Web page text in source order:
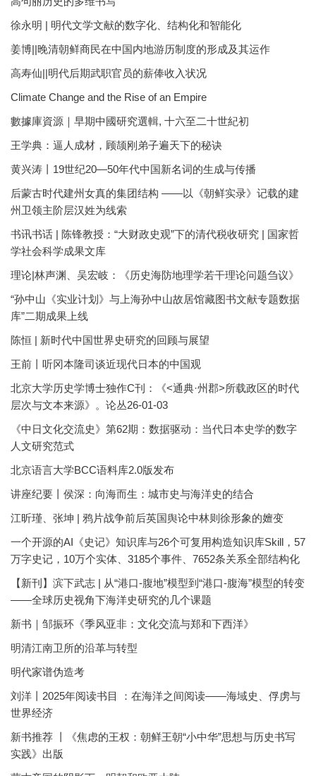
徐永明 | 明代文学文献的数字化、结构化和智能化
姜博||晚清朝鲜商民在中国内地游历制度的形成及其运作
高寿仙||明代后期武职官员的薪俸收入状况
Climate Change and the Rise of an Empire
數據庫資源｜早期中國研究選輯, 十六至二十世紀初
王学典：逼人成材，顾颉刚弟子遍天下的秘诀
黄兴涛丨19世纪20—50年代中国新名词的生成与传播
后蒙古时代建州女真的集团结构 ——以《朝鲜实录》记载的建
州卫领主阶层汉姓为线索
书讯书话 | 陈锋教授：“大财政史观”下的清代税收研究 | 国家哲
学社会科学成果文库
理论|林声渊、吴宏岐：《历史海防地理学若干理论问题刍议》
“孙中山《实业计划》与上海孙中山故居馆藏图书文献专题数据
库”二期成果上线
陈恒 | 新时代中国世界史研究的回顾与展望
王前丨听冈本隆司谈近现代日本的中国观
北京大学历史学博士独作C刊：《<通典·州郡>所载政区的时代
层次与文本来源》。论丛26-01-03
《中日文化交流史》第62期：数据驱动：当代日本史学的数字
人文研究范式
北京语言大学BCC语料库2.0版发布
讲座纪要丨侯深：向海而生：城市史与海洋史的结合
江昕瑾、张坤 | 鸦片战争前后英国舆论中林则徐形象的嬗变
一个开源的AI《史记》知识库与26个可复用构造知识库Skill，57
万字史记，10万个实体、3185个事件、7652条关系全部结构化
【新刊】滨下武志 | 从“港口-腹地”模型到“港口-腹海”模型的转变
——全球历史视角下海洋史研究的几个课题
新书｜邹振环《季风亚非：文化交流与郑和下西洋》
明清江南卫所的沿革与转型
明代家谱伪造考
刘洋丨2025年阅读书目 ：在海洋之间阅读——海域史、俘虏与
世界经济
新书推荐 丨《焦虑的王权：朝鲜王朝“小中华”思想与历史书写
实践》出版